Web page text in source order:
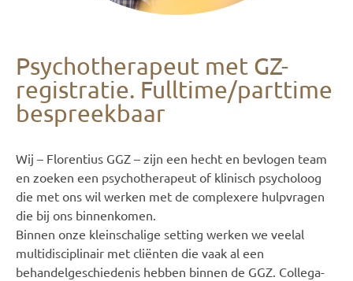
Psychotherapeut met GZ-
registratie. Fulltime/parttime
bespreekbaar
Wij – Florentius GGZ – zijn een hecht en bevlogen team
en zoeken een psychotherapeut of klinisch psycholoog
die met ons wil werken met de complexere hulpvragen
die bij ons binnenkomen.
Binnen onze kleinschalige setting werken we veelal
multidisciplinair met cliënten die vaak al een
behandelgeschiedenis hebben binnen de GGZ. Collega-